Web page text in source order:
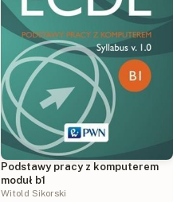
Podstawy pracy z komputerem
moduł b1
Witold Sikorski